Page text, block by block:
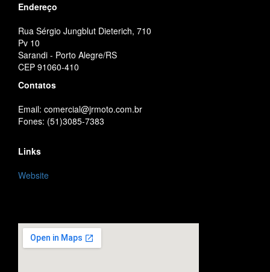
Endereço
Rua Sérgio Jungblut Dieterich, 710
Pv 10
Sarandi - Porto Alegre/RS
CEP 91060-410
Contatos
Email: comercial@jrmoto.com.br
Fones: (51)3085-7383
Links
Website